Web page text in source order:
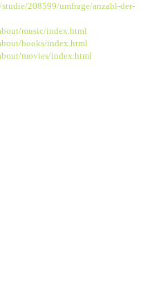
208599/umfrage/anzahl-der-
music/index.html
books/index.html
movies/index.html